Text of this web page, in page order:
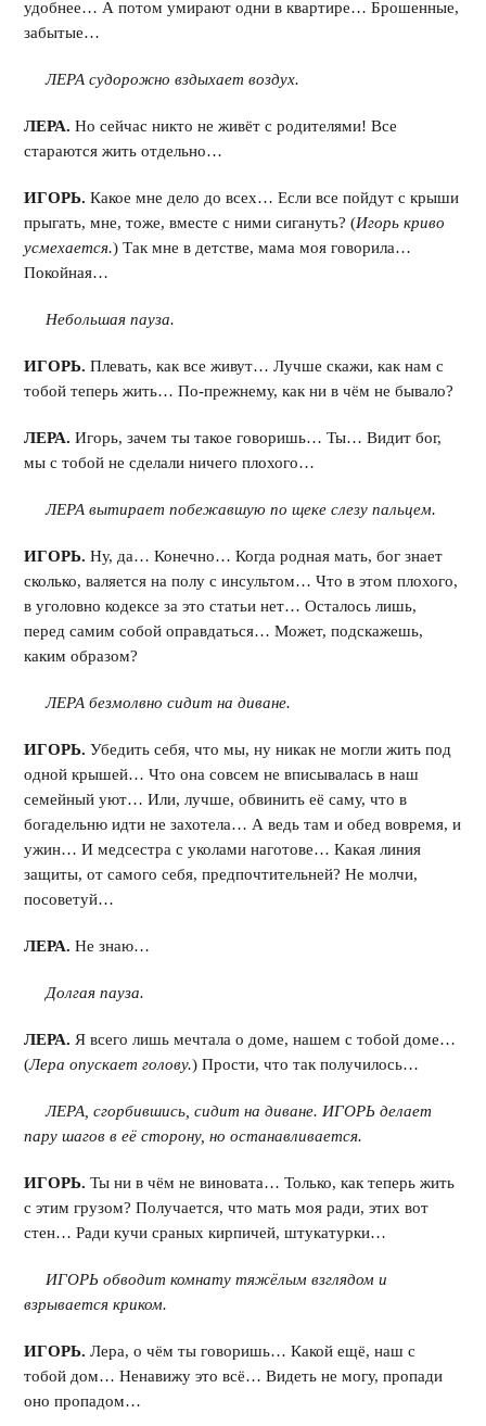
удобнее… А потом умирают одни в квартире… Брошенные,
забытые…
ЛЕРА судорожно вздыхает воздух.
ЛЕРА. Но сейчас никто не живёт с родителями! Все
стараются жить отдельно…
ИГОРЬ. Какое мне дело до всех… Если все пойдут с крыши
прыгать, мне, тоже, вместе с ними сигануть? (Игорь криво
усмехается.) Так мне в детстве, мама моя говорила…
Покойная…
Небольшая пауза.
ИГОРЬ. Плевать, как все живут… Лучше скажи, как нам с
тобой теперь жить… По-прежнему, как ни в чём не бывало?
ЛЕРА. Игорь, зачем ты такое говоришь… Ты… Видит бог,
мы с тобой не сделали ничего плохого…
ЛЕРА вытирает побежавшую по щеке слезу пальцем.
ИГОРЬ. Ну, да… Конечно… Когда родная мать, бог знает
сколько, валяется на полу с инсультом… Что в этом плохого,
в уголовно кодексе за это статьи нет… Осталось лишь,
перед самим собой оправдаться… Может, подскажешь,
каким образом?
ЛЕРА безмолвно сидит на диване.
ИГОРЬ. Убедить себя, что мы, ну никак не могли жить под
одной крышей… Что она совсем не вписывалась в наш
семейный уют… Или, лучше, обвинить её саму, что в
богадельню идти не захотела… А ведь там и обед вовремя, и
ужин… И медсестра с уколами наготове… Какая линия
защиты, от самого себя, предпочтительней? Не молчи,
посоветуй…
ЛЕРА. Не знаю…
Долгая пауза.
ЛЕРА. Я всего лишь мечтала о доме, нашем с тобой доме…
(Лера опускает голову.) Прости, что так получилось…
ЛЕРА, сгорбившись, сидит на диване. ИГОРЬ делает
пару шагов в её сторону, но останавливается.
ИГОРЬ. Ты ни в чём не виновата… Только, как теперь жить
с этим грузом? Получается, что мать моя ради, этих вот
стен… Ради кучи сраных кирпичей, штукатурки…
ИГОРЬ обводит комнату тяжёлым взглядом и
взрывается криком.
ИГОРЬ. Лера, о чём ты говоришь… Какой ещё, наш с
тобой дом… Ненавижу это всё… Видеть не могу, пропади
оно пропадом…